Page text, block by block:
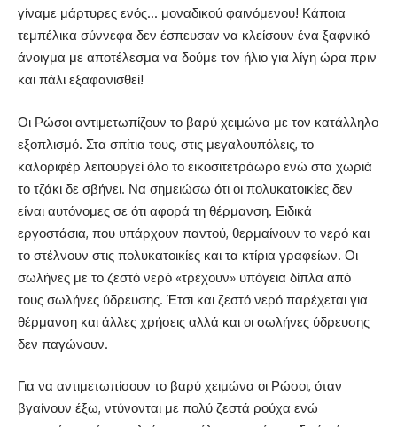
γίναμε μάρτυρες ενός… μοναδικού φαινόμενου! Κάποια
τεμπέλικα σύννεφα δεν έσπευσαν να κλείσουν ένα ξαφνικό
άνοιγμα με αποτέλεσμα να δούμε τον ήλιο για λίγη ώρα πριν
και πάλι εξαφανισθεί!
Οι Ρώσοι αντιμετωπίζουν το βαρύ χειμώνα με τον κατάλληλο
εξοπλισμό. Στα σπίτια τους, στις μεγαλουπόλεις, το
καλοριφέρ λειτουργεί όλο το εικοσιτετράωρο ενώ στα χωριά
το τζάκι δε σβήνει. Να σημειώσω ότι οι πολυκατοικίες δεν
είναι αυτόνομες σε ότι αφορά τη θέρμανση. Ειδικά
εργοστάσια, που υπάρχουν παντού, θερμαίνουν το νερό και
το στέλνουν στις πολυκατοικίες και τα κτίρια γραφείων. Οι
σωλήνες με το ζεστό νερό «τρέχουν» υπόγεια δίπλα από
τους σωλήνες ύδρευσης. Έτσι και ζεστό νερό παρέχεται για
θέρμανση και άλλες χρήσεις αλλά και οι σωλήνες ύδρευσης
δεν παγώνουν.
Για να αντιμετωπίσουν το βαρύ χειμώνα οι Ρώσοι, όταν
βγαίνουν έξω, ντύνονται με πολύ ζεστά ρούχα ενώ